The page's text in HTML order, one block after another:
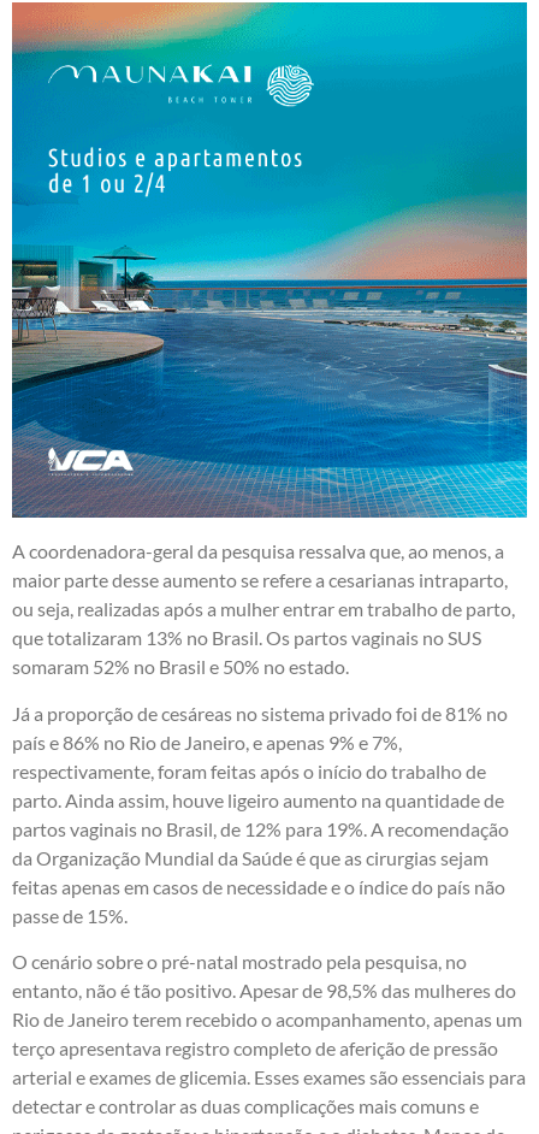
A coordenadora-geral da pesquisa ressalva que, ao menos, a
maior parte desse aumento se refere a cesarianas intraparto,
ou seja, realizadas após a mulher entrar em trabalho de parto,
que totalizaram 13% no Brasil. Os partos vaginais no SUS
somaram 52% no Brasil e 50% no estado.
Já a proporção de cesáreas no sistema privado foi de 81% no
país e 86% no Rio de Janeiro, e apenas 9% e 7%,
respectivamente, foram feitas após o início do trabalho de
parto. Ainda assim, houve ligeiro aumento na quantidade de
partos vaginais no Brasil, de 12% para 19%. A recomendação
da Organização Mundial da Saúde é que as cirurgias sejam
feitas apenas em casos de necessidade e o índice do país não
passe de 15%.
O cenário sobre o pré-natal mostrado pela pesquisa, no
entanto, não é tão positivo. Apesar de 98,5% das mulheres do
Rio de Janeiro terem recebido o acompanhamento, apenas um
terço apresentava registro completo de aferição de pressão
arterial e exames de glicemia. Esses exames são essenciais para
detectar e controlar as duas complicações mais comuns e